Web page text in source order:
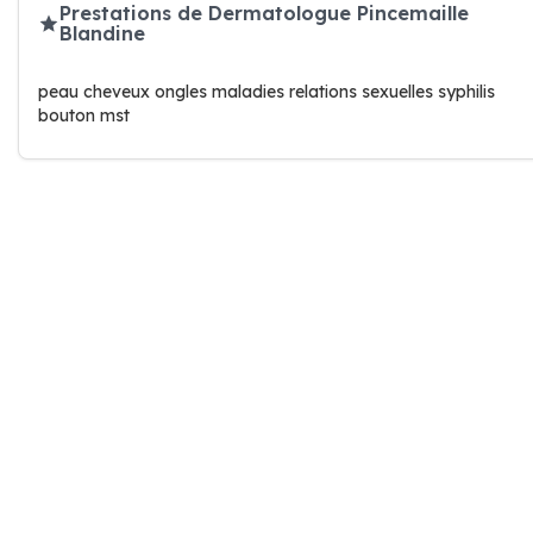
Prestations de Dermatologue Pincemaille
Blandine
peau cheveux ongles maladies relations sexuelles syphilis
bouton mst